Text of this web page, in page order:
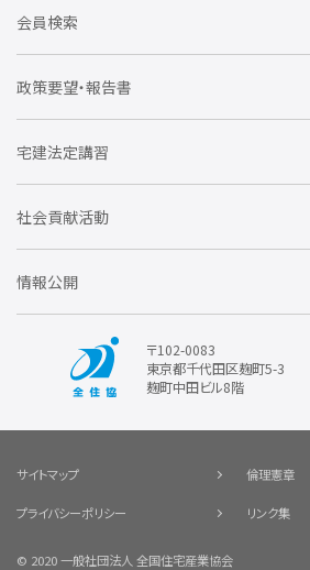
全住協NET
不動産後見アドバイザー資格講習
会
全住協ビジネスショップ
運営組織
トライアル会員制度
会員検索
企業会員
賛助会員
政策要望・報告書
住宅・土地税制改正要望
優良事業表彰
宅建法定講習
社会貢献活動
情報公開
〒102-0083
東京都千代田区麹町5-3
麹町中田ビル8階
サイトマップ 倫理憲章
プライバシーポリシー リンク集
© 2020 一般社団法人 全国住宅産業協会